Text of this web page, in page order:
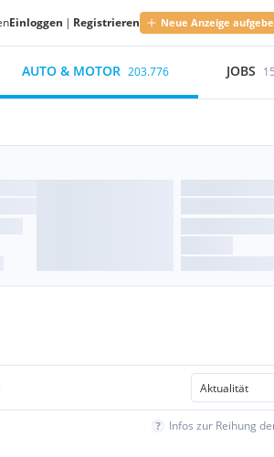
Einloggen | Registrieren Neue Anzeige
AUTO & MOTOR 203.776 JOBS
Infos zur Reihung